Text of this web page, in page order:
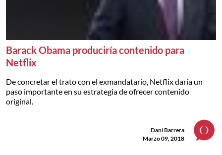
Barack Obama produciría contenido para
Netflix
De concretar el trato con el exmandatario, Netflix daría un
paso importante en su estrategia de ofrecer contenido
original.
Dani Barrera
Marzo 09, 2018